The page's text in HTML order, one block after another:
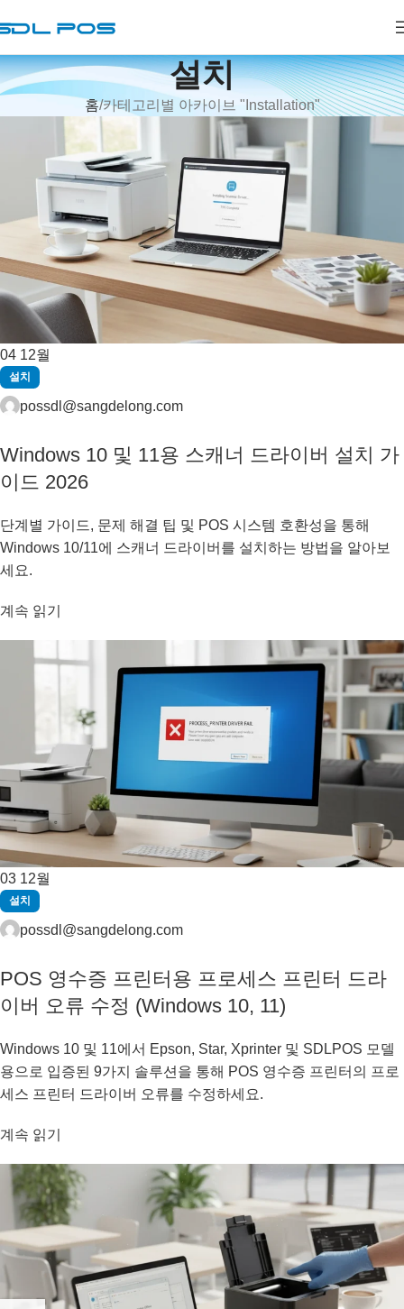
설치
홈 카테고리별 아카이브 "Installation"
04 12월
설치
possdl@sangdelong.com
Windows 10 및 11용 스캐너 드라이버 설치 가
이드 2026
단계별 가이드, 문제 해결 팁 및 POS 시스템 호환성을 통해
Windows 10/11에 스캐너 드라이버를 설치하는 방법을 알아보
세요.
계속 읽기
03 12월
설치
possdl@sangdelong.com
POS 영수증 프린터용 프로세스 프린터 드라
이버 오류 수정 (Windows 10, 11)
Windows 10 및 11에서 Epson, Star, Xprinter 및 SDLPOS 모델
용으로 입증된 9가지 솔루션을 통해 POS 영수증 프린터의 프로
세스 프린터 드라이버 오류를 수정하세요.
계속 읽기